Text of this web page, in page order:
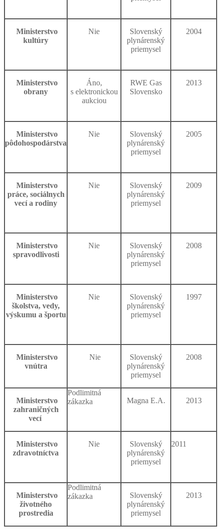
Ministerstvo
kultúry
Nie
Slovenský
plynárenský
priemysel
2004
Ministerstvo
obrany
Áno,
s elektronickou
aukciou
RWE Gas
Slovensko
2013
Ministerstvo
pôdohospodárstva
Nie
Slovenský
plynárenský
priemysel
2005
Ministerstvo
práce, sociálnych
vecí a rodiny
Nie
Slovenský
plynárenský
priemysel
2009
Ministerstvo
spravodlivosti
Nie
Slovenský
plynárenský
priemysel
2008
Ministerstvo
školstva, vedy,
výskumu a športu
Nie
Slovenský
plynárenský
priemysel
1997
Ministerstvo
vnútra
Nie
Slovenský
plynárenský
priemysel
2008
Ministerstvo
zahraničných
vecí
Podlimitná
zákazka
Magna E.A. 2013
Ministerstvo
zdravotníctva
Nie
Slovenský
plynárenský
priemysel
2011
Ministerstvo
životného
prostredia
Podlimitná
zákazka
Slovenský
plynárenský
priemysel
2013